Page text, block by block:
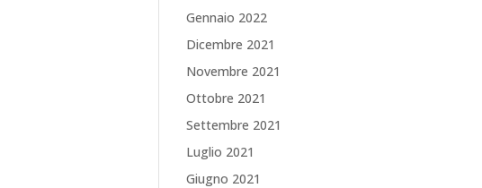
Gennaio 2022
Dicembre 2021
Novembre 2021
Ottobre 2021
Settembre 2021
Luglio 2021
Giugno 2021